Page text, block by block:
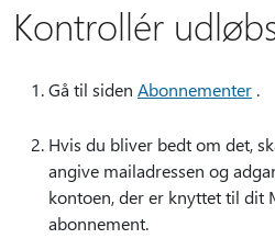
Kontrollér
Gå til siden Abonnementer .
Hvis du bliver bedt om det,
angive mailadressen og
kontoen, der er knyttet til dit
abonnement.